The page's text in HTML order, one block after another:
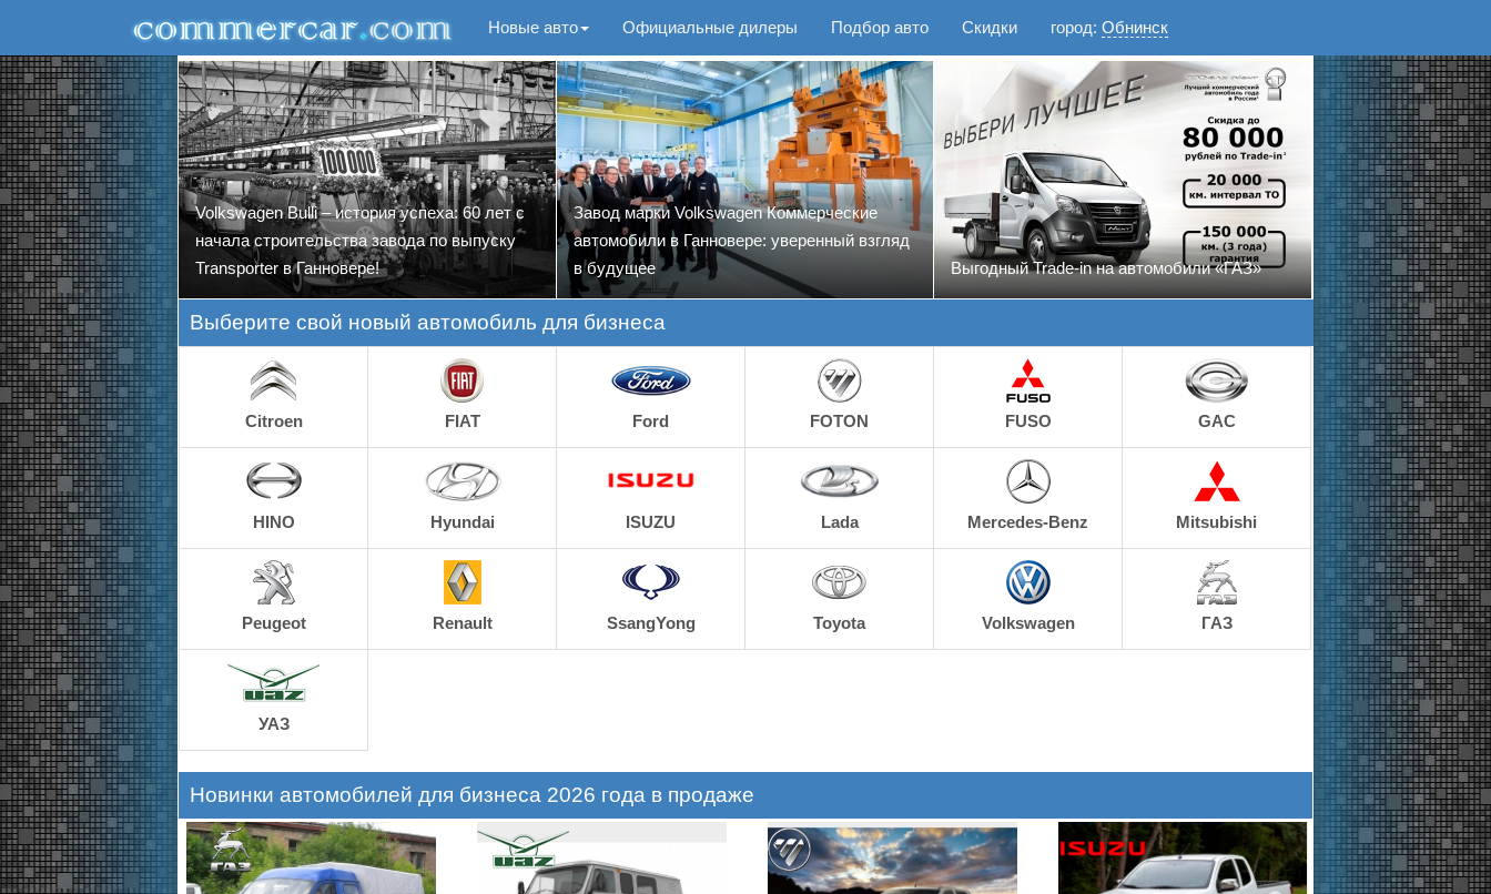
Новые авто Официальные дилеры Подбор авто Скидки город: Обнинск
Volkswagen Bulli – история успеха: 60 лет с
начала строительства завода по выпуску
Transporter в Ганновере!
Завод марки Volkswagen Коммерческие
автомобили в Ганновере: уверенный взгляд
в будущее
Выгодный Trade-in на автомобили «ГАЗ»
Выберите свой новый автомобиль для бизнеса
Citroen FIAT Ford FOTON FUSO GAC
HINO Hyundai ISUZU Lada Mercedes-Benz Mitsubishi
Peugeot Renault SsangYong Toyota Volkswagen ГАЗ
УАЗ
Новинки автомобилей для бизнеса 2026 года в продаже